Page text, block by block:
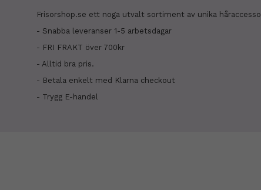
Frisorshop.se ett noga utvalt sortiment av unika
- Snabba leveranser 1-5 arbetsdagar
- FRI FRAKT över 700kr
- Alltid bra pris.
- Betala enkelt med Klarna checkout
- Trygg E-handel